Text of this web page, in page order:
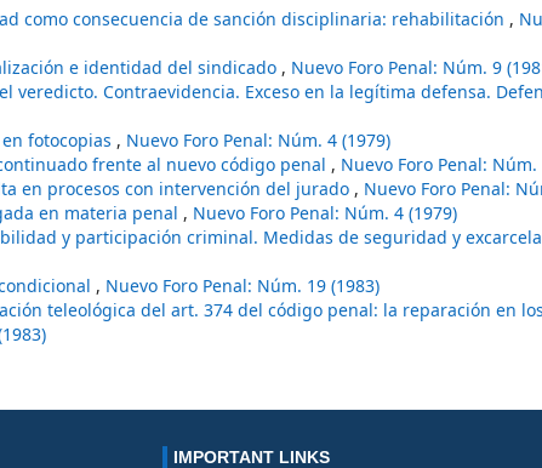
como consecuencia de sanción disciplinaria: rehabilitación ,
e identidad del sindicado , Nuevo Foro Penal: Núm. 9
veredicto. Contraevidencia. Exceso en la legítima defensa.
fotocopias , Nuevo Foro Penal: Núm. 4 (1979)
frente al nuevo código penal , Nuevo Foro Penal: Núm.
en procesos con intervención del jurado , Nuevo Foro Penal:
en materia penal , Nuevo Foro Penal: Núm. 4 (1979)
y participación criminal. Medidas de seguridad y
, Nuevo Foro Penal: Núm. 19 (1983)
teleológica del art. 374 del código penal: la reparación en
IMPORTANT LINKS